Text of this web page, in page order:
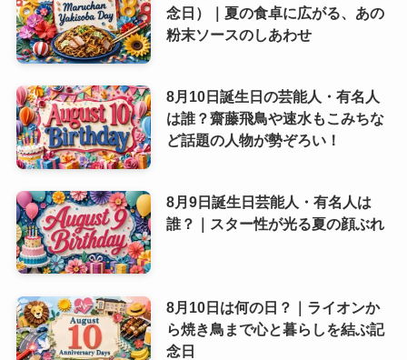
念日）｜夏の食卓に広がる、あの
粉末ソースのしあわせ
8月10日誕生日の芸能人・有名人
は誰？齋藤飛鳥や速水もこみちな
ど話題の人物が勢ぞろい！
8月9日誕生日芸能人・有名人は
誰？｜スター性が光る夏の顔ぶれ
8月10日は何の日？｜ライオンか
ら焼き鳥まで心と暮らしを結ぶ記
念日